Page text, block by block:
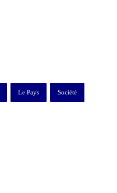
Le Pays Société